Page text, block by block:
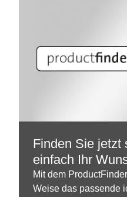
Finden Sie jetzt
einfach Ihr
Mit dem
Weise das passende